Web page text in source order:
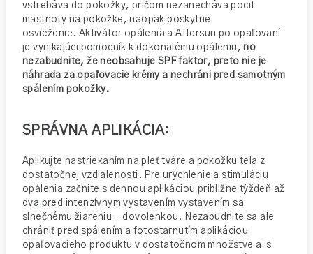
vstrebáva do pokožky, pričom nezanecháva pocit
mastnoty na pokožke, naopak poskytne
osvieženie. Aktivátor opálenia a Aftersun po opaľovaní
je vynikajúci pomocník k dokonalému opáleniu, no
nezabudnite, že neobsahuje SPF faktor, preto nie je
náhrada za opaľovacie krémy a nechráni pred samotným
spálením pokožky.
SPRÁVNA APLIKÁCIA:
Aplikujte nastriekaním na pleť tváre a pokožku tela z
dostatočnej vzdialenosti. Pre urýchlenie a stimuláciu
opálenia začnite s dennou aplikáciou približne týždeň až
dva pred intenzívnym vystavením vystavením sa
slnečnému žiareniu - dovolenkou. Nezabudnite sa ale
chrániť pred spálením a fotostarnutím aplikáciou
opaľovacieho produktu v dostatočnom množstve a s